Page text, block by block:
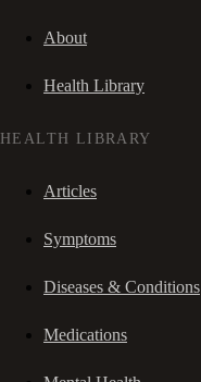
About
Health Library
HEALTH LIBRARY
Articles
Symptoms
Diseases & Conditions
Medications